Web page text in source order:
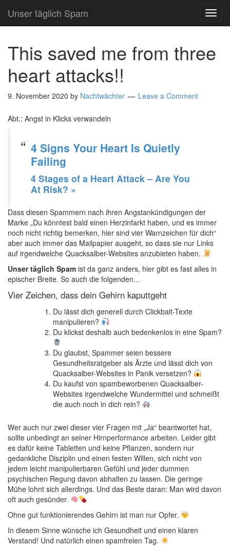
Unser täglich Spam
This saved me from three
heart attacks!!
9. November 2020 by Nachtwächter Leave a Comment
Abt.: Angst in Klicks verwandeln
4 Signs Your Heart Is Quietly
Failing
4 Stages of a Heart Attack – Are You
At Risk? »
Dass diesen Spammern nach ihren Angstankündigungen der
Marke „Du könntest bald einen Herzinfarkt haben, und es immer
noch nicht richtig bemerken, hier sind vier Warnzeichen für dich“
aber auch immer das Mailpapier ausgeht, so dass sie nur Links
auf irgendwelche Quacksalber-Websites anzubieten haben.
Unser täglich Spam ist da ganz anders, hier gibt es fast alles in
epischer Breite. So auch die folgenden…
Vier Zeichen, dass dein Gehirn kaputtgeht
Du lässt dich generell durch Clickbait-Texte
manipulieren?
Du klickst deshalb auch bedenkenlos in eine Spam?
Du glaubst, Spammer seien bessere
Gesundheitsratgeber als Ärzte und lässt dich von
Quacksalber-Websites in Panik versetzen?
Du kaufst von spambeworbenen Quacksalber-
Websites irgendwelche Wundermittel und schmeißt
die auch noch in dich rein?
Wer auch nur zwei dieser vier Fragen mit „Ja“ beantwortet hat,
sollte unbedingt an seiner Hirnperformance arbeiten. Leider gibt
es dafür keine Tabletten und keine Pflanzen, sondern nur
gedankliche Disziplin und einen festen Willen, sich nicht von
jedem leicht manipulierbaren Gefühl und jeder dummen
psychischen Regung davon abhalten zu lassen. Die geringe
Mühe lohnt sich allerdings. Und das Beste daran: Man wird davon
oft auch gesünder.
Ohne gut funktionierendes Gehirn ist man nur Opfer.
In diesem Sinne wünsche ich Gesundheit und einen klaren
Verstand! Und natürlich einen spamfreien Tag.